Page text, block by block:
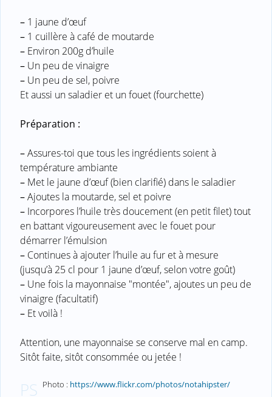
– 1 jaune d’œuf
– 1 cuillère à café de moutarde
– Environ 200g d’huile
– Un peu de vinaigre
– Un peu de sel, poivre
Et aussi un saladier et un fouet (fourchette)
Préparation :
–Assures-toi que tous les ingrédients soient à
température ambiante
– Met le jaune d’œuf (bien clarifié) dans le saladier
–Ajoutes la moutarde, sel et poivre
– Incorpores l’huile très doucement (en petit filet) tout
en battant vigoureusement avec le fouet pour
démarrer l’émulsion
– Continues à ajouter l’huile au fur et à mesure
(jusqu’à 25 cl pour 1 jaune d’œuf, selon votre goût)
– Une fois la mayonnaise "montée", ajoutes un peu de
vinaigre (facultatif)
– Et voilà !
Attention, une mayonnaise se conserve mal en camp.
Sitôt faite, sitôt consommée ou jetée !
PS Photo : https://www.flickr.com/photos/notahipster/